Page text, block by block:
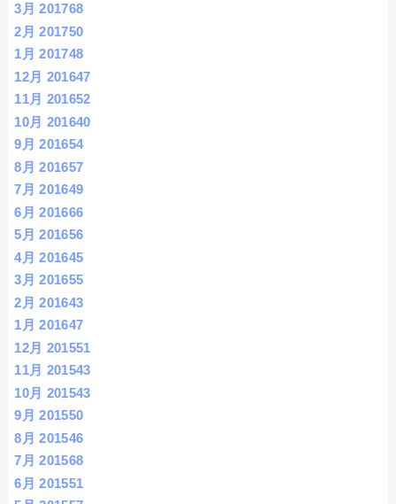
3月 201768
2月 201750
1月 201748
12月 201647
11月 201652
10月 201640
9月 201654
8月 201657
7月 201649
6月 201666
5月 201656
4月 201645
3月 201655
2月 201643
1月 201647
12月 201551
11月 201543
10月 201543
9月 201550
8月 201546
7月 201568
6月 201551